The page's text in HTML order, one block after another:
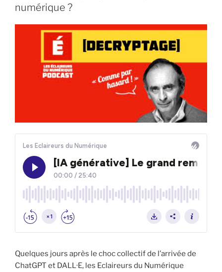
numérique ?
Quelques jours après le choc collectif de l’arrivée de
ChatGPT et DALL·E, les Eclaireurs du Numérique